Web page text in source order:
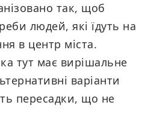
так, щоб
людей, які їдуть на
в центр міста.
тут має вирішальне
варіанти
пересадки, що не